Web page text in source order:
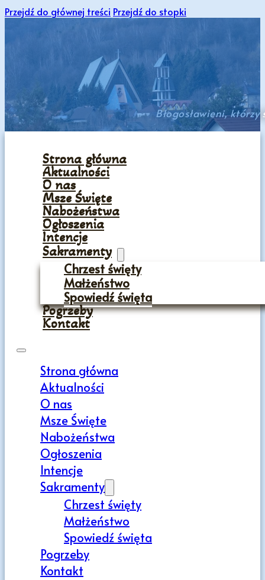
Przejdź do głównej treści Przejdź do stopki
Błogosławieni,
Strona główna
Aktualności
O nas
Msze Święte
Nabożeństwa
Ogłoszenia
Intencje
Sakramenty
Chrzest święty
Małżeństwo
Spowiedź święta
Pogrzeby
Kontakt
Strona główna
Aktualności
O nas
Msze Święte
Nabożeństwa
Ogłoszenia
Intencje
Sakramenty
Chrzest święty
Małżeństwo
Spowiedź święta
Pogrzeby
Kontakt